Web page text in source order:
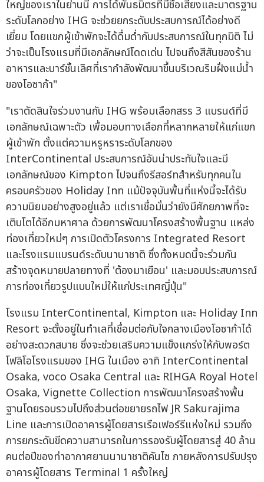
ใหญ่ของเราในย่านนี้ การได้พันธมิตรที่มีชื่อเสียงและมาตรฐาน
ระดับโลกอย่าง IHG จะช่วยยกระดับประสบการณ์ได้อย่างดี
เยี่ยม โดยแขกผู้เข้าพักจะได้ดื่มด่ำกับประสบการณ์ในทุกมิติ ไม่
ว่าจะเป็นโรงแรมที่มีเอกลักษณ์โดดเด่น ไปจนถึงสีสันของร้าน
อาหารและบาร์ชั้นเลิศที่เรากำลังพัฒนาขึ้นบริเวณริมฝั่งแม่น้ำ
ของโอซาก้า"
"เราตัดสินใจร่วมงานกับ IHG พร้อมเลือกสรร 3 แบรนด์ที่มี
เอกลักษณ์เฉพาะตัว เพื่อมอบทางเลือกที่หลากหลายให้แก่แขก
ผู้เข้าพัก ตั้งแต่ความหรูหราระดับโลกของ
InterContinental ประสบการณ์อันน่าประทับใจและมี
เอกลักษณ์ของ Kimpton ไปจนถึงรีสอร์ทสำหรับทุกคนใน
ครอบครัวของ Holiday Inn แม้ปัจจุบันพื้นที่แห่งนี้จะได้รับ
ความนิยมอย่างสูงอยู่แล้ว แต่เราเชื่อมั่นว่ายังมีศักยภาพที่จะ
เติบโตได้อีกมหาศาล ด้วยการพัฒนาโครงสร้างพื้นฐาน แหล่ง
ท่องเที่ยวใหม่ๆ การเปิดตัวโครงการ Integrated Resort
และโรงแรมแบรนด์ระดับนานาชาติ ซึ่งทั้งหมดนี้จะร่วมกัน
สร้างจุดหมายปลายทางที่ 'ต้องมาเยือน' และมอบประสบการณ์
การท่องเที่ยวรูปแบบใหม่ให้แก่ประเทศญี่ปุ่น"
โรงแรม InterContinental, Kimpton และ Holiday Inn
Resort จะตั้งอยู่ในทำเลที่เชื่อมต่อกับใจกลางเมืองโอซาก้าได้
อย่างสะดวกสบาย ซึ่งจะช่วยเสริมความแข็งแกร่งให้กับพอร์ต
โฟลิโอโรงแรมของ IHG ในเมือง อาทิ InterContinental
Osaka, voco Osaka Central และ RIHGA Royal Hotel
Osaka, Vignette Collection การพัฒนาโครงสร้างพื้น
ฐานโดยรอบรวมไปถึงส่วนต่อขยายรถไฟ JR Sakurajima
Line และการเปิดอาคารผู้โดยสารเรือเฟอร์รีแห่งใหม่ รวมถึง
การยกระดับขีดความสามารถในการรองรับผู้โดยสารสู่ 40 ล้าน
คนต่อปีของท่าอากาศยานนานาชาติคันไซ ภายหลังการปรับปรุง
อาคารผู้โดยสาร Terminal 1 ครั้งใหญ่